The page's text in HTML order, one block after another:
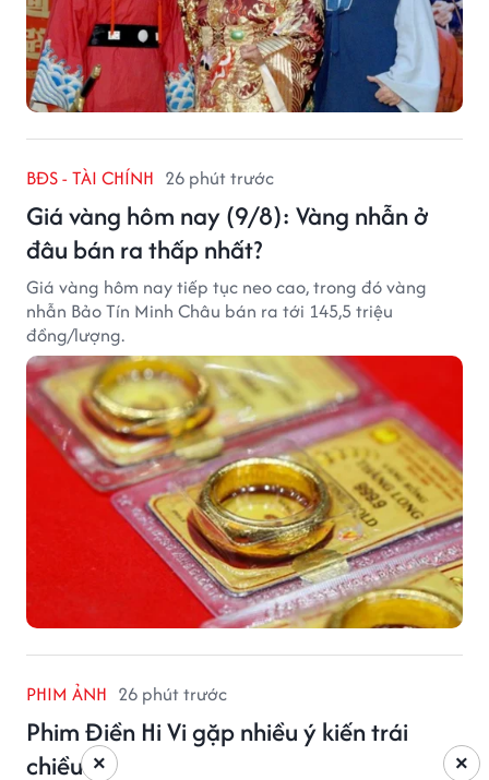
BĐS - TÀI CHÍNH 26 phút trước
Giá vàng hôm nay (9/8): Vàng nhẫn ở
đâu bán ra thấp nhất?
Giá vàng hôm nay tiếp tục neo cao, trong đó vàng
nhẫn Bảo Tín Minh Châu bán ra tới 145,5 triệu
đồng/lượng.
PHIM ẢNH 26 phút trước
Phim Điền Hi Vi gặp nhiều ý kiến trái
chiều
×
×